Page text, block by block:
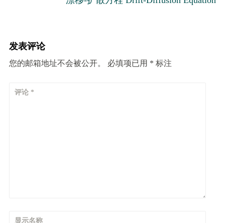
发表评论
您的邮箱地址不会被公开。 必填项已用 * 标注
评论 *
显示名称